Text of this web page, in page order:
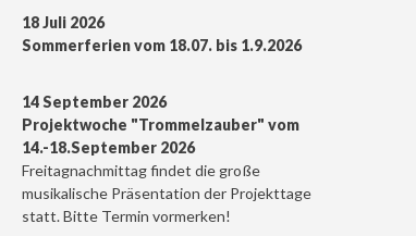
18 Juli 2026
Sommerferien vom 18.07. bis 1.9.2026
14 September 2026
Projektwoche "Trommelzauber" vom
14.-18.September 2026
Freitagnachmittag findet die große
musikalische Präsentation der Projekttage
statt. Bitte Termin vormerken!